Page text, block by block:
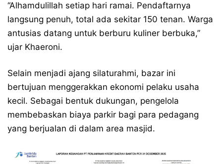
“Alhamdulillah setiap hari ramai. Pendaftarnya
langsung penuh, total ada sekitar 150 tenan. Warga
antusias datang untuk berburu kuliner berbuka,”
ujar Khaeroni.
Selain menjadi ajang silaturahmi, bazar ini
bertujuan menggerakkan ekonomi pelaku usaha
kecil. Sebagai bentuk dukungan, pengelola
membebaskan biaya parkir bagi para pedagang
yang berjualan di dalam area masjid.